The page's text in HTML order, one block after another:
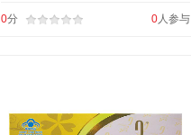
0人参与
0分